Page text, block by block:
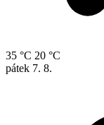
35 °C 20 °C
pátek 7. 8.